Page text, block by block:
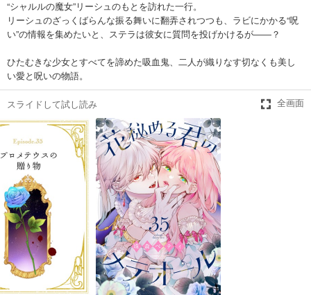
“シャルルの魔女”リーシュのもとを訪れた一行。
リーシュのざっくばらんな振る舞いに翻弄されつつも、ラビにかかる“呪
い”の情報を集めたいと、ステラは彼女に質問を投げかけるが――？
ひたむきな少女とすべてを諦めた吸血鬼、二人が織りなす切なくも美し
い愛と呪いの物語。
スライドして試し読み 全画面
花秘める君のメテオール（26）
165円 (税込)
あらすじを表示する
花秘める君のメテオール（27）
165 円 (税込)
あらすじを表示する
花秘める君のメテオール（28）
198
円 (税込)
あらすじを表示する